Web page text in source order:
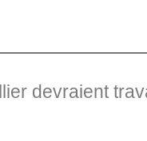
devraient